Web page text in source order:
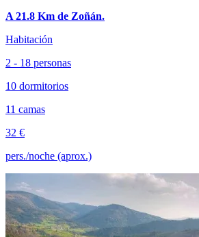
A 21.8 Km de Zoñán.
Habitación
2 - 18 personas
10 dormitorios
11 camas
32 €
pers./noche (aprox.)